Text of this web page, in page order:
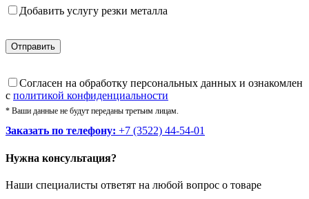
Добавить услугу резки металла
Cогласен на обработку персональных данных и ознакомлен
с политикой конфиденциальности
* Ваши данные не будут переданы третьим лицам.
Заказать по телефону: +7 (3522) 44-54-01
Нужна консультация?
Наши специалисты ответят на любой вопрос о товаре